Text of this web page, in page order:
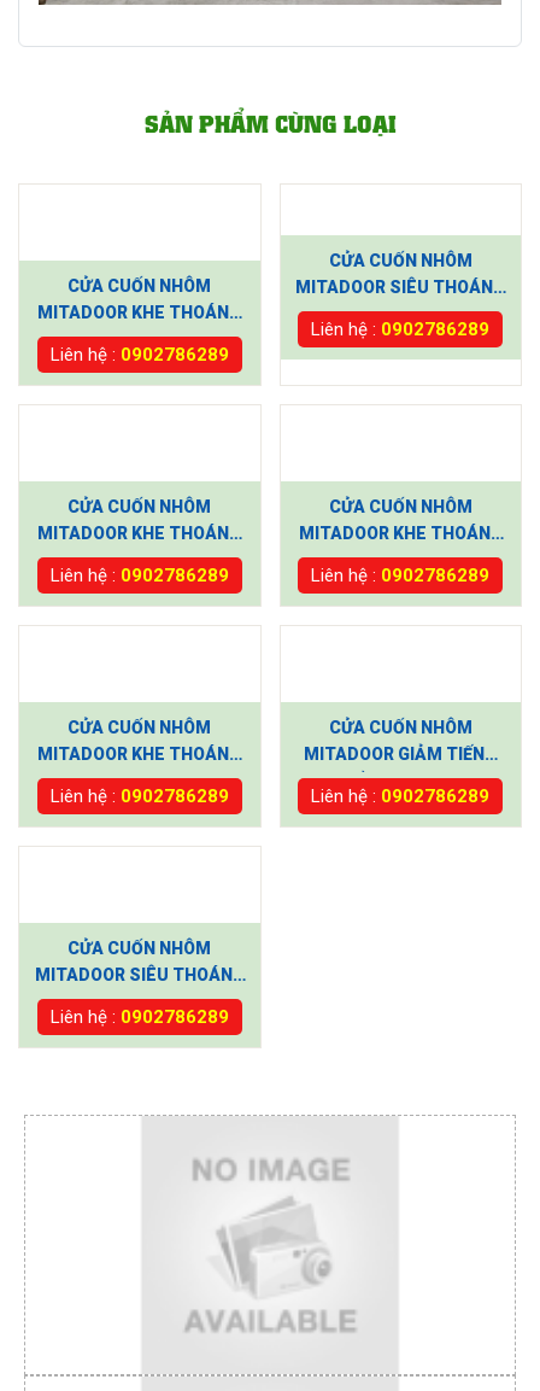
SẢN PHẨM CÙNG LOẠI
CỬA CUỐN NHÔM
MITADOOR KHE THOÁNG
CT5122
Liên hệ : 0902786289
CỬA CUỐN NHÔM
MITADOOR SIÊU THOÁNG
LG71
Liên hệ : 0902786289
CỬA CUỐN NHÔM
MITADOOR KHE THOÁNG
MT500R
Liên hệ : 0902786289
CỬA CUỐN NHÔM
MITADOOR KHE THOÁNG
VIS 46R
Liên hệ : 0902786289
CỬA CUỐN NHÔM
MITADOOR KHE THOÁNG
MIX 76
Liên hệ : 0902786289
CỬA CUỐN NHÔM
MITADOOR GIẢM TIẾNG
ỒN X205R
Liên hệ : 0902786289
CỬA CUỐN NHÔM
MITADOOR SIÊU THOÁNG
X210R
Liên hệ : 0902786289